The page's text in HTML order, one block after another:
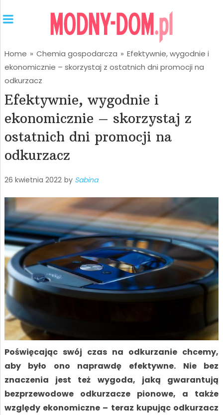
Home » Chemia gospodarcza » Efektywnie, wygodnie i
ekonomicznie – skorzystaj z ostatnich dni promocji na
odkurzacz
Efektywnie, wygodnie i
ekonomicznie – skorzystaj z
ostatnich dni promocji na
odkurzacz
26 kwietnia 2022 by Sabina
Poświęcając swój czas na odkurzanie chcemy,
aby było ono naprawdę efektywne. Nie bez
znaczenia jest też wygoda, jaką gwarantują
bezprzewodowe odkurzacze pionowe, a także
względy ekonomiczne – teraz kupując odkurzacz